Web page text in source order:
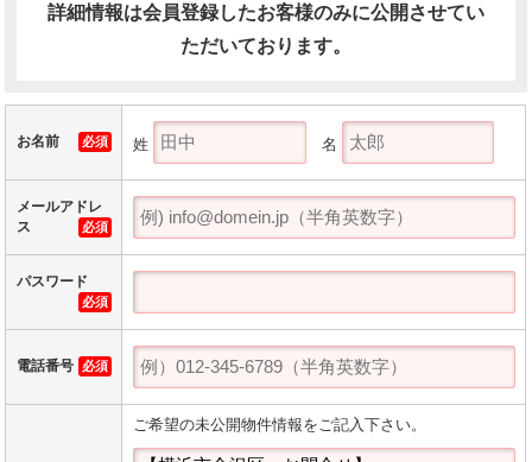
詳細情報は会員登録したお客様のみに公開させてい
ただいております。
お名前 必須 姓 名
メールアドレ
ス
必須
パスワード
必須
電話番号 必須
ご希望の未公開物件情報をご記入下さい。